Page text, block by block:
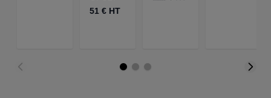
51 € HT